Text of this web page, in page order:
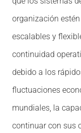
organización
escalables y
continuidad
debido a los
fluctuaciones
mundiales, la
continuar con sus